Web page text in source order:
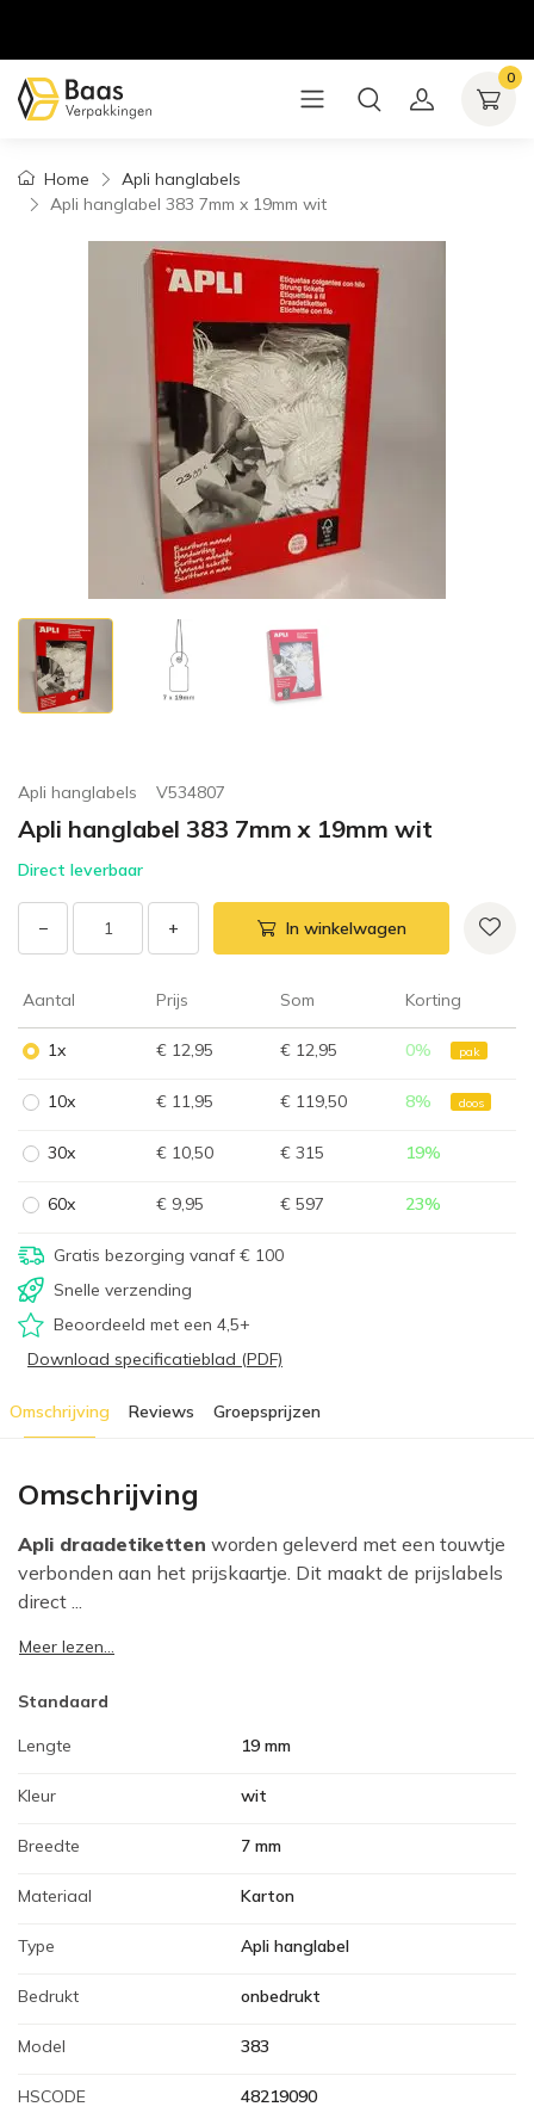
0
Home
Apli hanglabels
Apli hanglabel 383 7mm x 19mm wit
Apli hanglabels V534807
Apli hanglabel 383 7mm x 19mm wit
Direct leverbaar
− + In winkelwagen
Aantal Prijs Som Korting
1x € 12,95 € 12,95 0% pak
10x € 11,95 € 119,50 8% doos
30x € 10,50 € 315 19%
60x € 9,95 € 597 23%
Gratis bezorging vanaf € 100
Snelle verzending
Beoordeeld met een 4,5+
Download specificatieblad (PDF)
Omschrijving Reviews Groepsprijzen
Omschrijving
Apli draadetiketten worden geleverd met een touwtje
verbonden aan het prijskaartje. Dit maakt de prijslabels
direct ...
Meer lezen...
Standaard
Lengte 19 mm
Kleur wit
Breedte 7 mm
Materiaal Karton
Type Apli hanglabel
Bedrukt onbedrukt
Model 383
HSCODE 48219090